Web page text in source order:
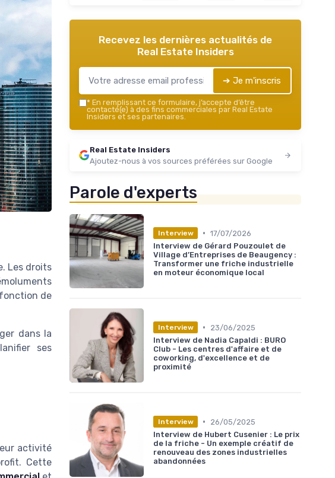
Les droits
de
dans la
ses
activité
Cette
Recevez les dernières actualités de
Real Estate Insiders
➔ Je m'inscris
* En remplissant ce formulaire, j’accepte d’être
contacté(e) à des fins commerciales par Real Estate
Insiders et ses partenaires.
Real Estate Insiders
Ajoutez-nous à vos sources préférées sur Google
Parole d'experts
Interview • 17/07/2026
Interview de Gérard Pouzoulet de
Village d’Entreprises de Beaugency :
Transformer une friche industrielle
en moteur économique local
Interview •
23/06/2025
Interview de Nadia Capaldi : BURO
Club - Les centres d'affaire et de
coworking, d'excellence et de
proximité
Interview •
26/05/2025
Interview de Hubert Cusenier : Le prix
de la friche - Un exemple créatif de
renouveau des zones industrielles
abandonnées